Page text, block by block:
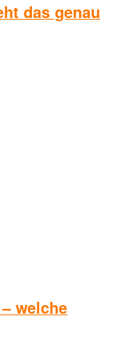
das genau
welche